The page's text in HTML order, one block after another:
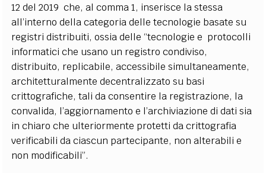
12 del 2019 che, al comma 1, inserisce la stessa
all’interno della categoria delle tecnologie basate su
registri distribuiti, ossia delle “tecnologie e protocolli
informatici che usano un registro condiviso,
distribuito, replicabile, accessibile simultaneamente,
architetturalmente decentralizzato su basi
crittografiche, tali da consentire la registrazione, la
convalida, l’aggiornamento e l’archiviazione di dati sia
in chiaro che ulteriormente protetti da crittografia
verificabili da ciascun partecipante, non alterabili e
non modificabili”.